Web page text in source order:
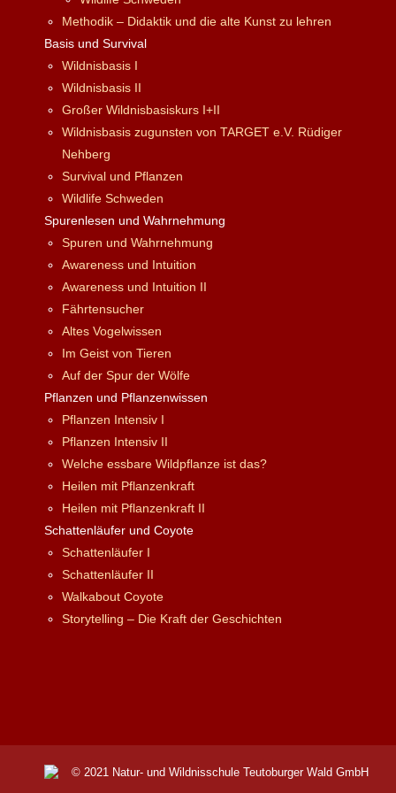
Methodik – Didaktik und die alte Kunst zu lehren
Basis und Survival
Wildnisbasis I
Wildnisbasis II
Großer Wildnisbasiskurs I+II
Wildnisbasis zugunsten von TARGET e.V. Rüdiger
Nehberg
Survival und Pflanzen
Wildlife Schweden
Spurenlesen und Wahrnehmung
Spuren und Wahrnehmung
Awareness und Intuition
Awareness und Intuition II
Fährtensucher
Altes Vogelwissen
Im Geist von Tieren
Auf der Spur der Wölfe
Pflanzen und Pflanzenwissen
Pflanzen Intensiv I
Pflanzen Intensiv II
Welche essbare Wildpflanze ist das?
Heilen mit Pflanzenkraft
Heilen mit Pflanzenkraft II
Schattenläufer und Coyote
Schattenläufer I
Schattenläufer II
Walkabout Coyote
Storytelling – Die Kraft der Geschichten
© 2021 Natur- und Wildnisschule Teutoburger Wald GmbH